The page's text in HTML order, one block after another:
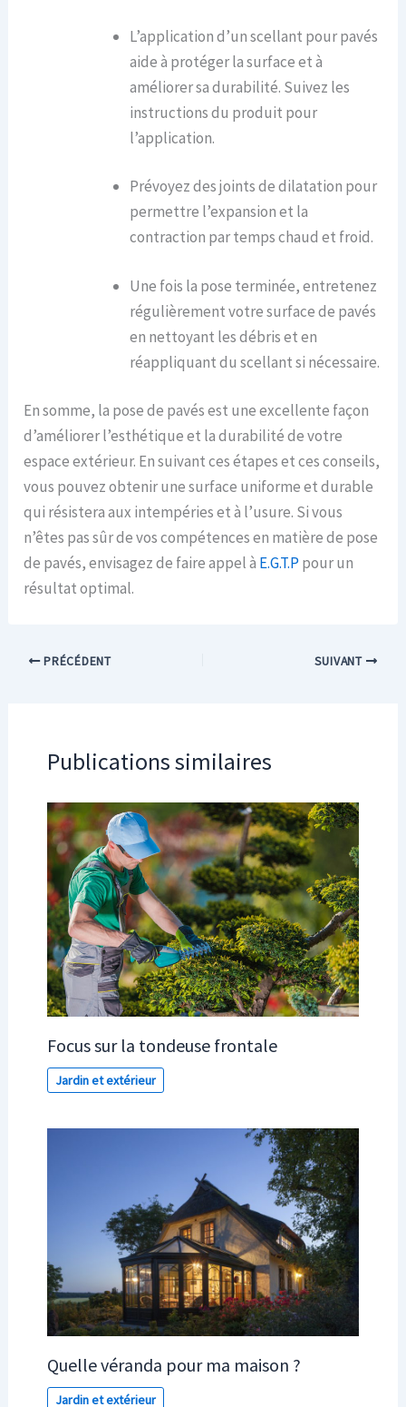
L’application d’un scellant pour pavés
aide à protéger la surface et à
améliorer sa durabilité. Suivez les
instructions du produit pour
l’application.
Prévoyez des joints de dilatation pour
permettre l’expansion et la
contraction par temps chaud et froid.
Une fois la pose terminée, entretenez
régulièrement votre surface de pavés
en nettoyant les débris et en
réappliquant du scellant si nécessaire.
En somme, la pose de pavés est une excellente façon
d’améliorer l’esthétique et la durabilité de votre
espace extérieur. En suivant ces étapes et ces conseils,
vous pouvez obtenir une surface uniforme et durable
qui résistera aux intempéries et à l’usure. Si vous
n’êtes pas sûr de vos compétences en matière de pose
de pavés, envisagez de faire appel à E.G.T.Ppour un
résultat optimal.
PRÉCÉDENT SUIVANT
Publications similaires
Focus sur la tondeuse frontale
Jardin et extérieur
Quelle véranda pour ma maison ?
Jardin et extérieur